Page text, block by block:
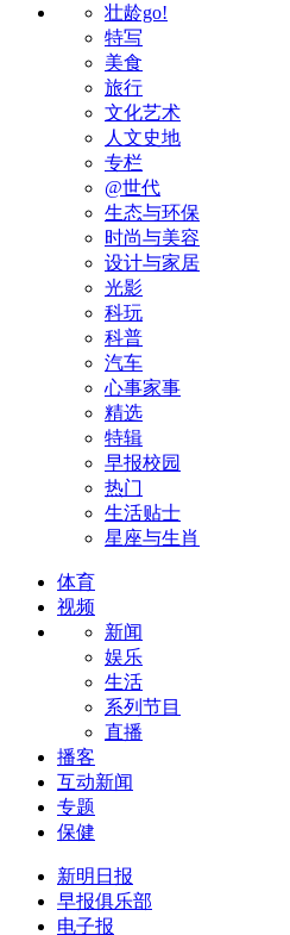
壮龄go!
特写
美食
旅行
文化艺术
人文史地
专栏
@世代
生态与环保
时尚与美容
设计与家居
光影
科玩
科普
汽车
心事家事
精选
特辑
早报校园
热门
生活贴士
星座与生肖
体育
视频
新闻
娱乐
生活
系列节目
直播
播客
互动新闻
专题
保健
新明日报
早报俱乐部
电子报